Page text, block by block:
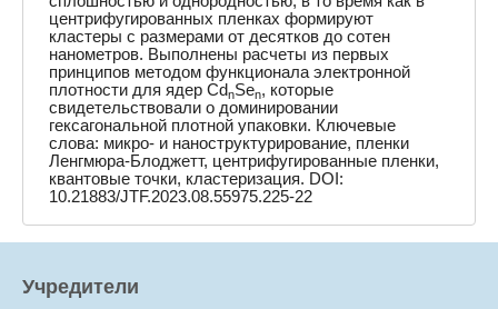
центрифугированных пленках формируют
кластеры с размерами от десятков до сотен
нанометров. Выполнены расчеты из первых
принципов методом функционала электронной
плотности для ядер CdnSen, которые
свидетельствовали о доминировании
гексагональной плотной упаковки. Ключевые
слова: микро- и наноструктурирование, пленки
Ленгмюра-Блоджетт, центрифугированные пленки,
квантовые точки, кластеризация. DOI:
10.21883/JTF.2023.08.55975.225-22
Учредители